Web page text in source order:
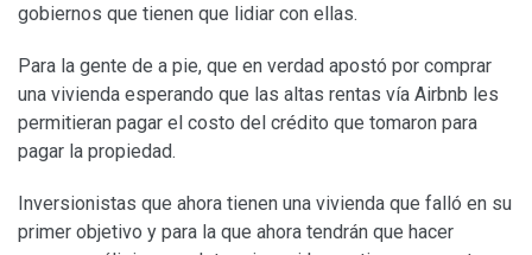
gobiernos que tienen que lidiar con ellas.
Para la gente de a pie, que en verdad apostó por comprar
una vivienda esperando que las altas rentas vía Airbnb les
permitieran pagar el costo del crédito que tomaron para
pagar la propiedad.
Inversionistas que ahora tienen una vivienda que falló en su
primer objetivo y para la que ahora tendrán que hacer